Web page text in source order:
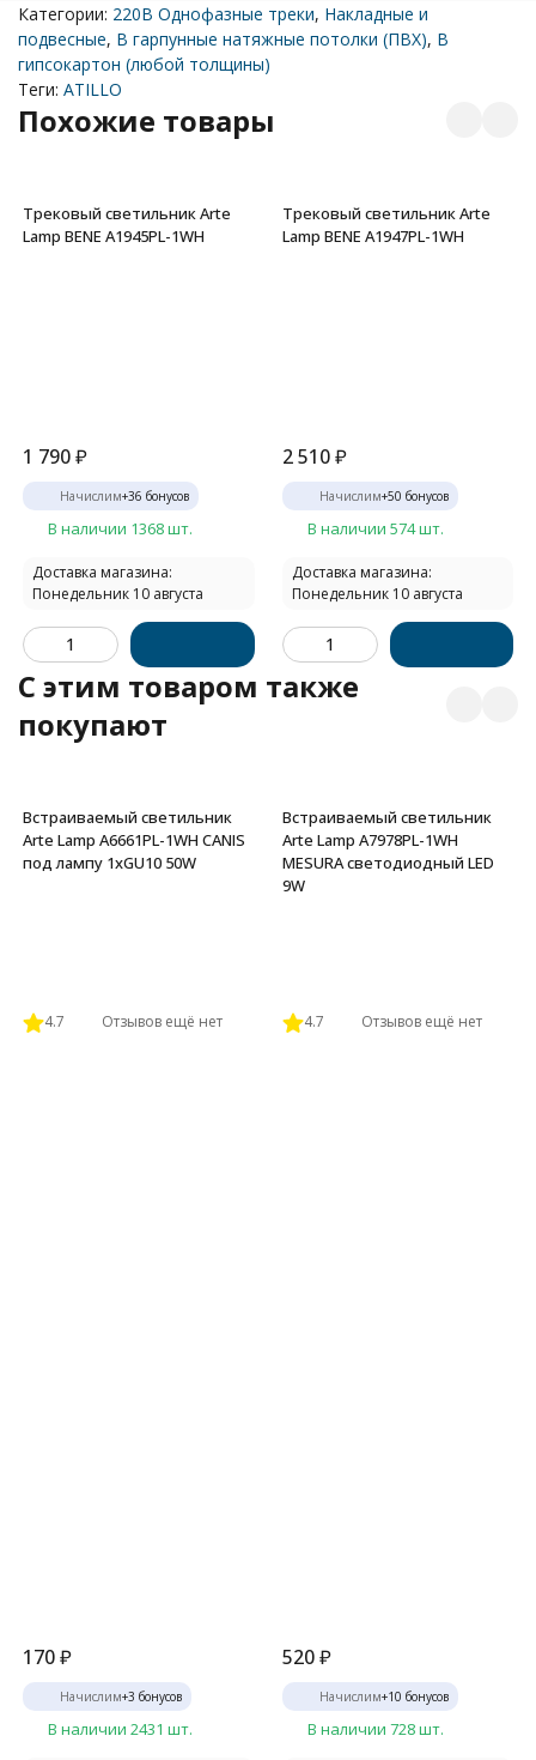
Категории: 220В Однофазные треки, Накладные и
подвесные, В гарпунные натяжные потолки (ПВХ), В
гипсокартон (любой толщины)
Теги: ATILLO
Похожие товары
Трековый светильник Arte
Lamp BENE A1945PL-1WH
1 790₽
Начислим+36 бонусов
В наличии 1368 шт.
Доставка магазина:
Понедельник 10 августа
Трековый светильник Arte
Lamp BENE A1947PL-1WH
2 510 ₽
Начислим+50 бонусов
В наличии 574 шт.
Доставка магазина:
Понедельник 10 августа
C этим товаром также
покупают
Встраиваемый светильник
Arte Lamp A6661PL-1WH CANIS
под лампу 1xGU10 50W
4.7 Отзывов ещё нет
170₽
Начислим+3 бонусов
В наличии 2431 шт.
Встраиваемый светильник
Arte Lamp A7978PL-1WH
MESURA светодиодный LED
9W
4.7 Отзывов ещё нет
520 ₽
Начислим+10 бонусов
В наличии 728 шт.